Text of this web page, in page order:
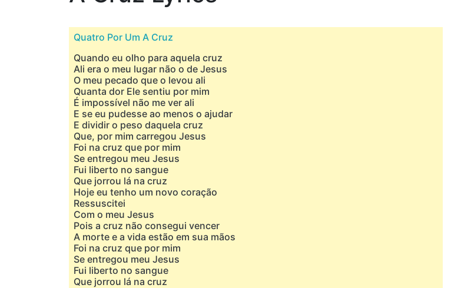
Quatro Por Um A Cruz
Quando eu olho para aquela cruz
Ali era o meu lugar não o de Jesus
O meu pecado que o levou ali
Quanta dor Ele sentiu por mim
É impossível não me ver ali
E se eu pudesse ao menos o ajudar
E dividir o peso daquela cruz
Que, por mim carregou Jesus
Foi na cruz que por mim
Se entregou meu Jesus
Fui liberto no sangue
Que jorrou lá na cruz
Hoje eu tenho um novo coração
Ressuscitei
Com o meu Jesus
Pois a cruz não consegui vencer
A morte e a vida estão em sua mãos
Foi na cruz que por mim
Se entregou meu Jesus
Fui liberto no sangue
Que jorrou lá na cruz